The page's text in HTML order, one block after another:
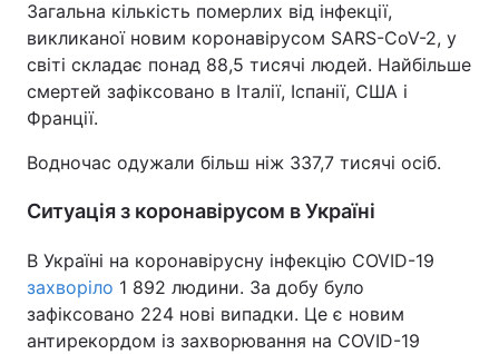
Загальна кількість померлих від інфекції,
викликаної новим коронавірусом SARS-CoV-2, у
світі складає понад 88,5 тисячі людей. Найбільше
смертей зафіксовано в Італії, Іспанії, США і
Франції.
Водночас одужали більш ніж 337,7 тисячі осіб.
Ситуація з коронавірусом в Україні
В Україні на коронавірусну інфекцію COVID-19
захворіло 1 892 людини. За добу було
зафіксовано 224 нові випадки. Це є новим
антирекордом із захворювання на COVID-19